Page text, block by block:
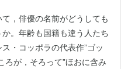
，俳優の名前がどうしても
。年齢も国籍も違う人たち
・コッポラの代表作”ゴッ
ろが，そろって”ほおに含み